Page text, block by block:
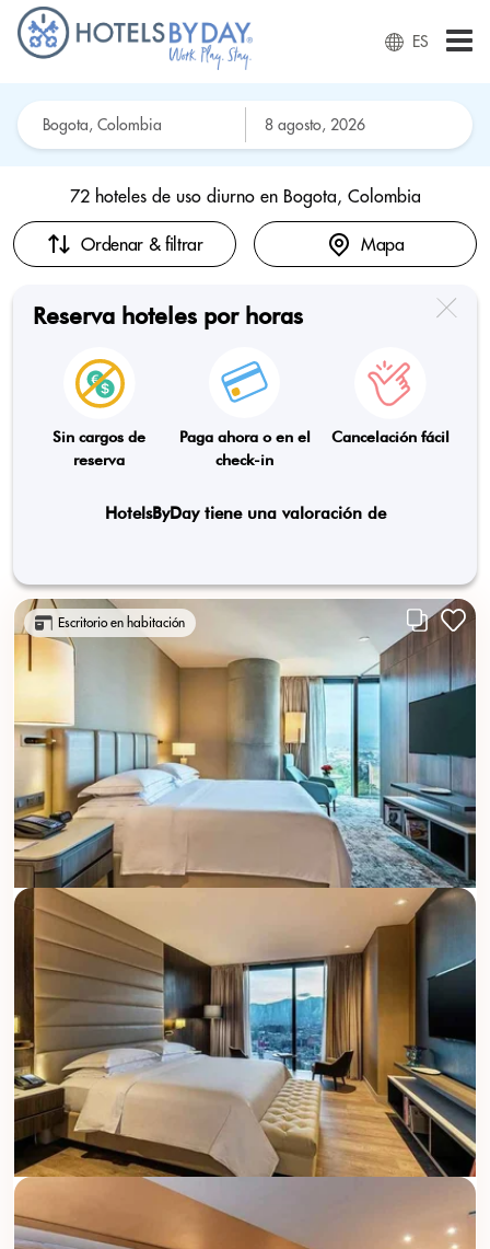
ES
72 hoteles de uso diurno en Bogota, Colombia
Ordenar & filtrar Mapa
Reserva hoteles por horas
Sin cargos de
reserva
Paga ahora o en el
check-in
Cancelación fácil
HotelsByDay tiene una valoración de
Escritorio en habitación